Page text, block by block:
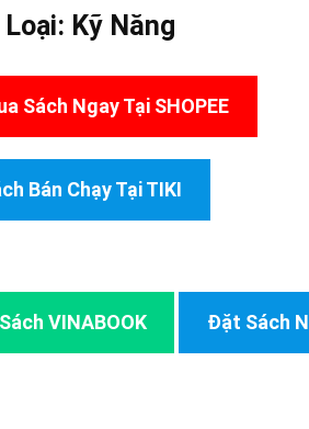
Kỹ Năng
Sách Ngay Tại SHOPEE
Bán Chạy Tại TIKI
VINABOOK Đặt Sách